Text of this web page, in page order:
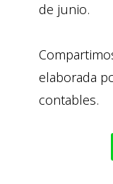
de junio.
elaborada
contables.